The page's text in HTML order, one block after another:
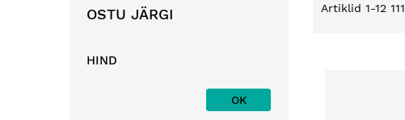
Artiklid 1-12 111
OSTU JÄRGI
HIND
OK